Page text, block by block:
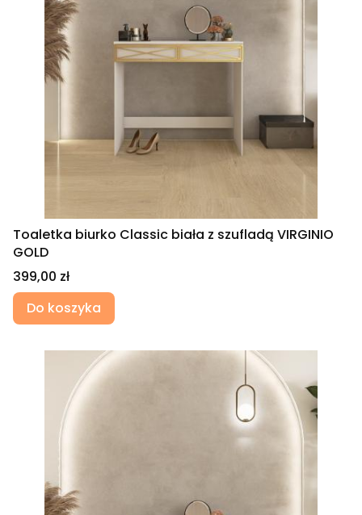
Toaletka biurko Classic biała z szufladą VIRGINIO
GOLD
Cena
399,00 zł
Do koszyka